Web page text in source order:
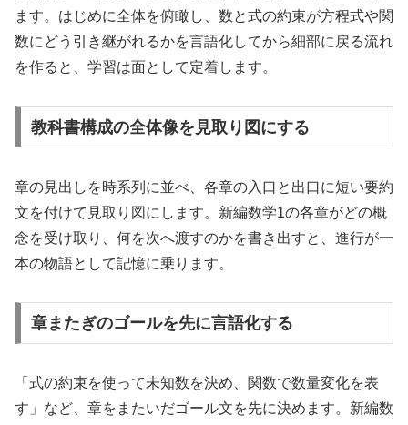
ます。はじめに全体を俯瞰し、数と式の約束が方程式や関
数にどう引き継がれるかを言語化してから細部に戻る流れ
を作ると、学習は面として定着します。
教科書構成の全体像を見取り図にする
章の見出しを時系列に並べ、各章の入口と出口に短い要約
文を付けて見取り図にします。新編数学1の各章がどの概
念を受け取り、何を次へ渡すのかを書き出すと、進行が一
本の物語として記憶に乗ります。
章またぎのゴールを先に言語化する
「式の約束を使って未知数を決め、関数で数量変化を表
す」など、章をまたいだゴール文を先に決めます。新編数